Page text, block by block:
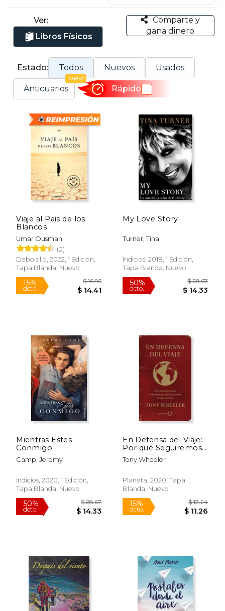
Ver:
Libros Físicos
Comparte y
gana dinero
Estado: Todos Nuevos Usados
Anticuarios
Nuevo
Rápido
Viaje al Pais de los
Blancos
Umar Ousman
(2)
Debolsillo, 2022, 1 Edición,
Tapa Blanda, Nuevo
15%
dcto. $ 14.41
My Love Story
Turner, Tina
Indicios, 2018, 1 Edición,
Tapa Blanda, Nuevo
50%
dcto.
Mientras Estes
Conmigo
Camp, Jeremy
Indicios, 2020, 1 Edición,
Tapa Blanda, Nuevo
50%
dcto. $ 14.33
En Defensa del Viaje:
Por qué Seguiremos
Viajando y por qué lo
Haremos de Otra
Tony Wheeler
Planeta, 2020, Tapa
Blanda, Nuevo
15%
dcto.